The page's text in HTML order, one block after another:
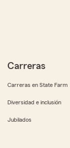
Carreras
Carreras en State Farm
Diversidad e inclusión
Jubilados